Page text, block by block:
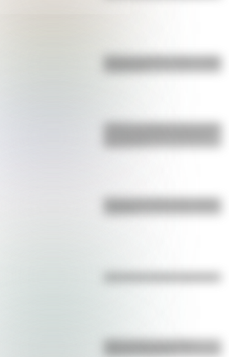
¿Sabías que Argentina tuvo la torre
Bandera de Ecuador para colorear
Duda resuelta: ¿es el Truco
realmente argentino?